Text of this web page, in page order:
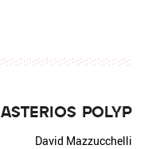
ASTERIOS POLYP
David Mazzucchelli